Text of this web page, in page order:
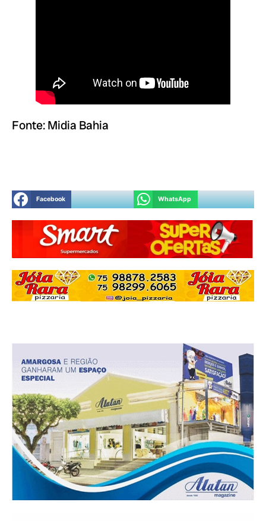
Fonte: Midia Bahia
Facebook WhatsApp